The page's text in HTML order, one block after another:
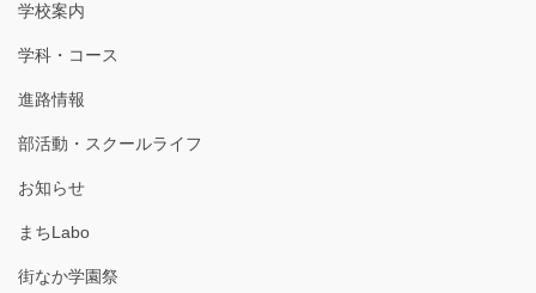
学校案内
学科・コース
進路情報
部活動・スクールライフ
お知らせ
まちLabo
街なか学園祭